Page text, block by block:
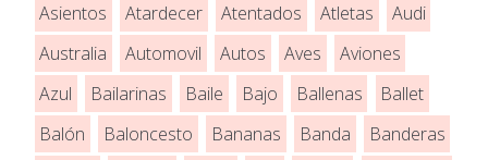
Asientos
Atardecer Atentados Atletas
Audi
Australia
Automovil Autos Aves
Aviones
Azul
Bailarinas Baile Bajo Ballenas
Ballet
Balón
Baloncesto Bananas Banda
Banderas